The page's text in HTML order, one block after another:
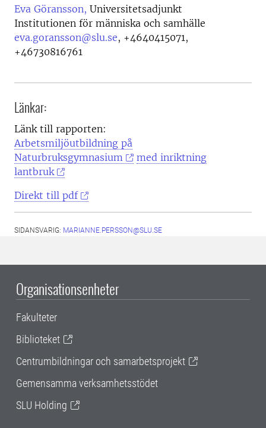
Eva Göransson, Universitetsadjunkt
Institutionen för människa och samhälle
eva.goransson@slu.se, +4640415071,
+46730816761
Länkar:
Länk till rapporten:
Arbetsmiljöutbildning på
Naturbruksgymnasium
med inriktning
lantbruk
Direkt till pdf
SIDANSVARIG: MARIANNE.PERSSON@SLU.SE
Organisationsenheter
Fakulteter
Biblioteket
Centrumbildningar och samarbetsprojekt
Gemensamma verksamhetsstödet
SLU Holding